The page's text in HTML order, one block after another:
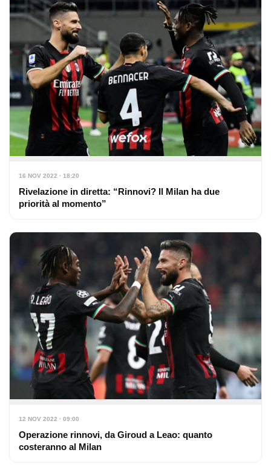
16 NOV 2022 · 18:20
Rivelazione in diretta: “Rinnovi? Il Milan ha due
priorità al momento”
12 NOV 2022 · 09:00
Operazione rinnovi, da Giroud a Leao: quanto
costeranno al Milan